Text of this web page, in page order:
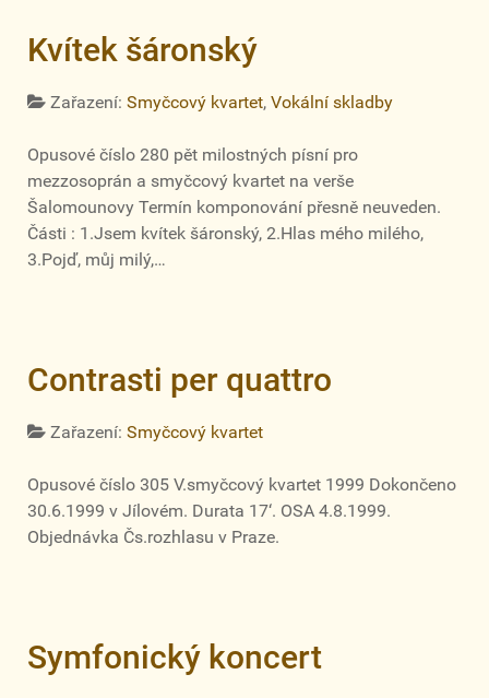
Kvítek šáronský
Zařazení: Smyčcový kvartet, Vokální skladby
Opusové číslo 280 pět milostných písní pro
mezzosoprán a smyčcový kvartet na verše
Šalomounovy Termín komponování přesně neuveden.
Části : 1.Jsem kvítek šáronský, 2.Hlas mého milého,
3.Pojď, můj milý,…
Contrasti per quattro
Zařazení: Smyčcový kvartet
Opusové číslo 305 V.smyčcový kvartet 1999 Dokončeno
30.6.1999 v Jílovém. Durata 17‘. OSA 4.8.1999.
Objednávka Čs.rozhlasu v Praze.
Symfonický koncert